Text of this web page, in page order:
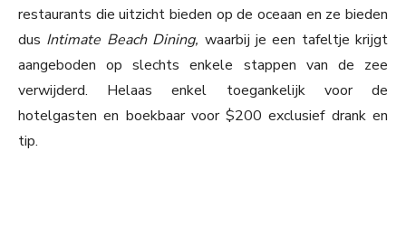
restaurants die uitzicht bieden op de oceaan en ze bieden
dus Intimate Beach Dining, waarbij je een tafeltje krijgt
aangeboden op slechts enkele stappen van de zee
verwijderd. Helaas enkel toegankelijk voor de
hotelgasten en boekbaar voor $200 exclusief drank en
tip.